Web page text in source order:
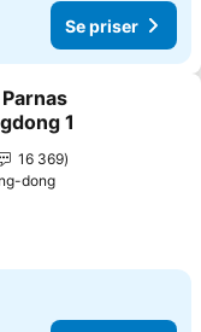
Se priser
1
16 369
dong